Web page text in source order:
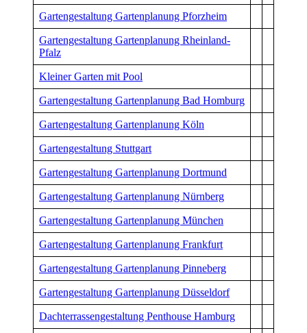
Gartengestaltung Gartenplanung Pforzheim
Gartengestaltung Gartenplanung Rheinland-
Pfalz
Kleiner Garten mit Pool
Gartengestaltung Gartenplanung Bad Homburg
Gartengestaltung Gartenplanung Köln
Gartengestaltung Stuttgart
Gartengestaltung Gartenplanung Dortmund
Gartengestaltung Gartenplanung Nürnberg
Gartengestaltung Gartenplanung München
Gartengestaltung Gartenplanung Frankfurt
Gartengestaltung Gartenplanung Pinneberg
Gartengestaltung Gartenplanung Düsseldorf
Dachterrassengestaltung Penthouse Hamburg